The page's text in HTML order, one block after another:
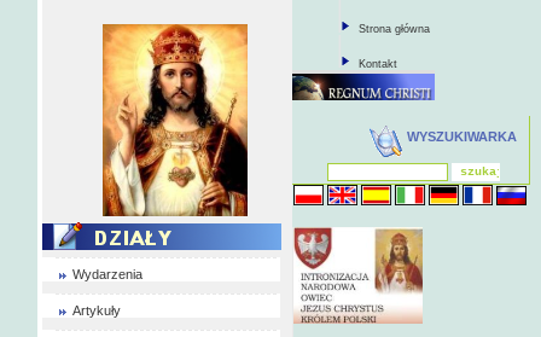
Wydarzenia
Artykuły
Strona główna
Kontakt
WYSZUKIWARKA